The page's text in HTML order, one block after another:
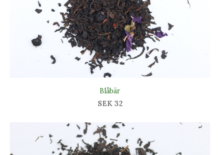
Blåbär
SEK 32